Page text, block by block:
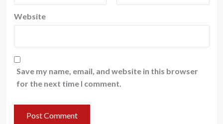
Website
Save my name, email, and website in this browser
for the next time I comment.